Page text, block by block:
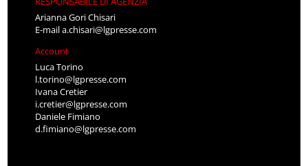
Arianna Gori Chisari
E-maila.chisari@lgpresse.com
Account
Luca Torino
l.torino@lgpresse.com
Ivana Cretier
i.cretier@lgpresse.com
Daniele Fimiano
d.fimiano@lgpresse.com